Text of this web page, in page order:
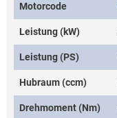
Motorcode
Leistung (kW)
Leistung (PS)
Hubraum (ccm)
Drehmoment (Nm)